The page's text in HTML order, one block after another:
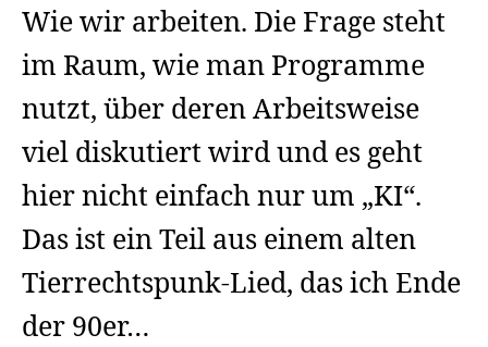
Wie wir arbeiten. Die Frage steht
im Raum, wie man Programme
nutzt, über deren Arbeitsweise
viel diskutiert wird und es geht
hier nicht einfach nur um „KI“.
Das ist ein Teil aus einem alten
Tierrechtspunk-Lied, das ich Ende
der 90er…